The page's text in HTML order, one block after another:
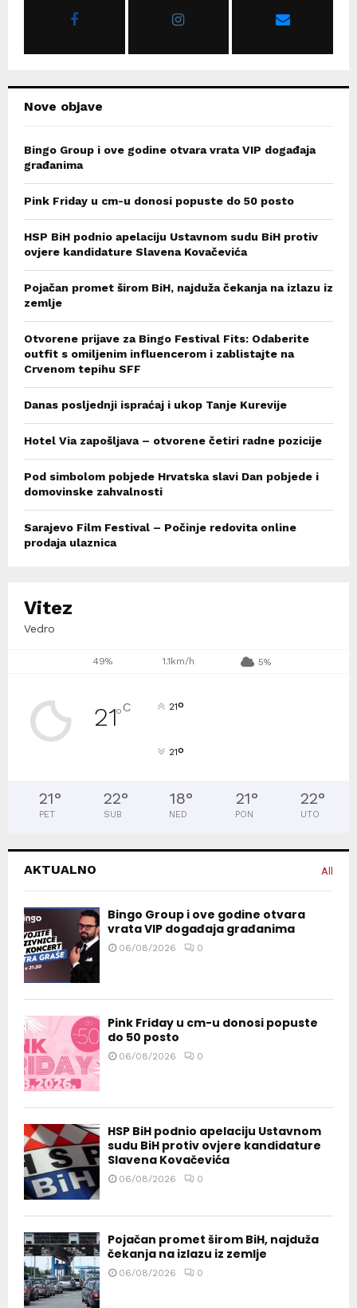
Nove objave
Bingo Group i ove godine otvara vrata VIP događaja
građanima
Pink Friday u cm-u donosi popuste do 50 posto
HSP BiH podnio apelaciju Ustavnom sudu BiH protiv
ovjere kandidature Slavena Kovačevića
Pojačan promet širom BiH, najduža čekanja na izlazu iz
zemlje
Otvorene prijave za Bingo Festival Fits: Odaberite
outfit s omiljenim influencerom i zablistajte na
Crvenom tepihu SFF
Danas posljednji ispraćaj i ukop Tanje Kurevije
Hotel Via zapošljava – otvorene četiri radne pozicije
Pod simbolom pobjede Hrvatska slavi Dan pobjede i
domovinske zahvalnosti
Sarajevo Film Festival – Počinje redovita online
prodaja ulaznica
Vitez
Vedro
49% 1.1km/h 5%
21°C 21°
21°
21°
PET
22°
SUB
18°
NED
21°
PON
22°
UTO
AKTUALNO All
Bingo Group i ove godine otvara
vrata VIP događaja građanima
06/08/2026 0
Pink Friday u cm-u donosi popuste
do 50 posto
06/08/2026 0
HSP BiH podnio apelaciju Ustavnom
sudu BiH protiv ovjere kandidature
Slavena Kovačevića
06/08/2026 0
Pojačan promet širom BiH, najduža
čekanja na izlazu iz zemlje
06/08/2026 0